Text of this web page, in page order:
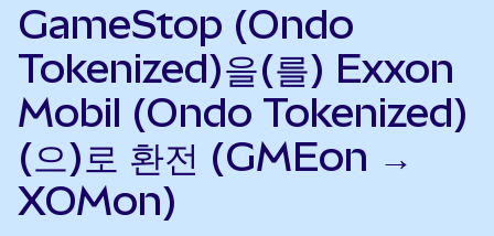
GameStop (Ondo
Tokenized)을(를) Exxon
Mobil (Ondo Tokenized)
(으)로 환전 (GMEon →
XOMon)